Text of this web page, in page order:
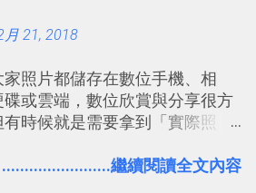
。 如果你需要中文版的同類平
參考： JANDI 高效率團隊通訊
3 新增 ： Sortd for Slack：
討論串介面變成專案任務排
圖（例如我之前在製作一本新
的「 台灣推薦空拍地點地圖
旅行路線！ Google 「我的地
規劃自助旅行路線時可以解決許
： 國外地點名稱地址常常難懂，
規劃路線之外，自訂地圖還能補
月 21, 2018
家照片都儲存在數位手機、相
碟或雲端，數位欣賞與分享很方
有時候就是需要拿到「實際照
家庭相框 用照片來當小禮物 把照
........................繼續閱讀全文內容